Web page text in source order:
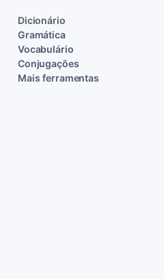
Dicionário
Gramática
Vocabulário
Conjugações
Mais ferramentas